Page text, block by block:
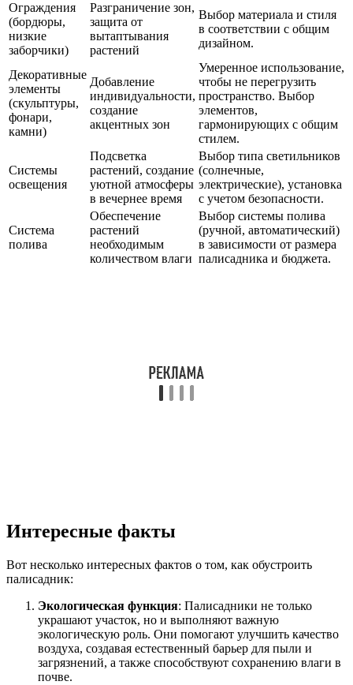
Ограждения
(бордюры,
низкие
заборчики)
Разграничение зон,
защита от
вытаптывания
растений
Выбор материала и стиля
в соответствии с общим
дизайном.
Декоративные
элементы
(скульптуры,
фонари,
камни)
Добавление
индивидуальности,
создание
акцентных зон
Умеренное использование,
чтобы не перегрузить
пространство. Выбор
элементов,
гармонирующих с общим
стилем.
Системы
освещения
Подсветка
растений, создание
уютной атмосферы
в вечернее время
Выбор типа светильников
(солнечные,
электрические), установка
с учетом безопасности.
Система
полива
Обеспечение
растений
необходимым
количеством влаги
Выбор системы полива
(ручной, автоматический)
в зависимости от размера
палисадника и бюджета.
Интересные факты
Вот несколько интересных фактов о том, как обустроить
палисадник:
Экологическая функция: Палисадники не только
украшают участок, но и выполняют важную
экологическую роль. Они помогают улучшить качество
воздуха, создавая естественный барьер для пыли и
загрязнений, а также способствуют сохранению влаги в
почве.